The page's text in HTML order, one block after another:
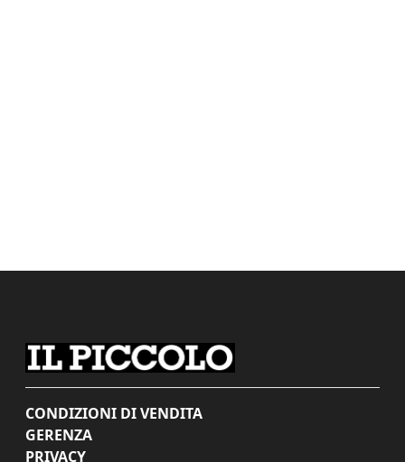
CONDIZIONI DI VENDITA
GERENZA
PRIVACY